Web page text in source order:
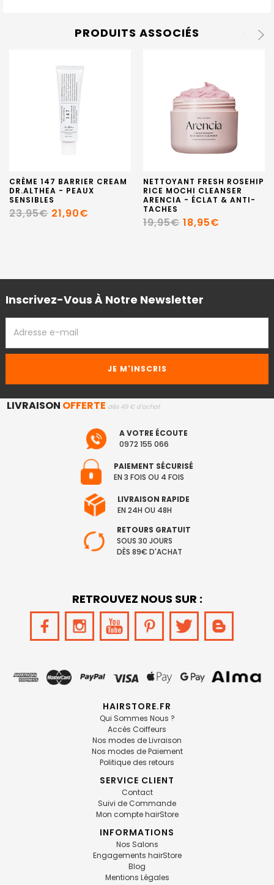
PRODUITS ASSOCIÉS
CRÈME 147 BARRIER CREAM
DR.ALTHEA - PEAUX
SENSIBLES
23,95€ 21,90€
NETTOYANT FRESH ROSEHIP
RICE MOCHI CLEANSER
ARENCIA - ÉCLAT & ANTI-
TACHES
19,95€ 18,95€
Inscrivez-Vous À Notre Newsletter
EMAIL
LIVRAISON OFFERTE dès 49 € d'achat
A VOTRE ÉCOUTE
0972 155 066
PAIEMENT SÉCURISÉ
EN 3 FOIS OU 4 FOIS
LIVRAISON RAPIDE
EN 24H OU 48H
RETOURS GRATUIT
SOUS 30 JOURS
DÈS 89€ D'ACHAT
RETROUVEZ NOUS SUR :
HAIRSTORE.FR
Qui Sommes Nous ?
Accès Coiffeurs
Nos modes de Livraison
Nos modes de Paiement
Politique des retours
SERVICE CLIENT
Contact
Suivi de Commande
Mon compte hairStore
INFORMATIONS
Nos Salons
Engagements hairStore
Blog
Mentions Légales